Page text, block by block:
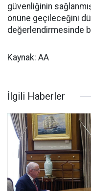
güvenliğinin
önüne geçileceğini
değerlendirmesinde
Kaynak: AA
İlgili Haberler